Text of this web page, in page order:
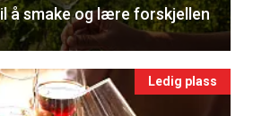
Registrer deg
å smake og lære forskjellen
Ledig plass